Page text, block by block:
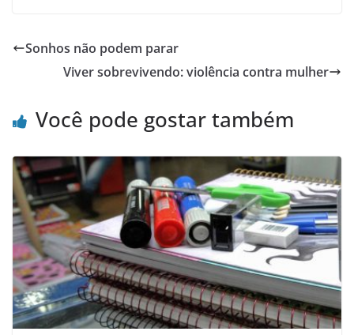
Sonhos não podem parar
Viver sobrevivendo: violência contra mulher
Você pode gostar também